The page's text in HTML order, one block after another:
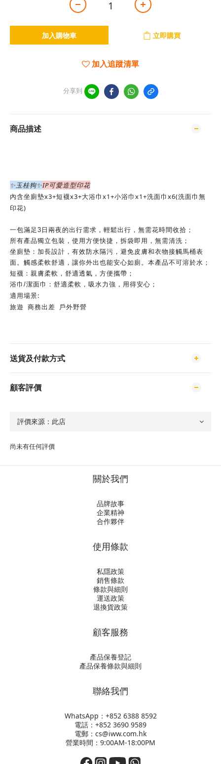
加入購物車 立即購買
加入追蹤清單
分享到
商品描述
✨玉桂狗✨IP可愛造型印花
內含坐廁墊x3+短襪x3+大浴巾x1+小浴巾x1+洗面巾x6(洗面巾無
印花)
一包滿足3日兩夜的出行需求，輕鬆出行，無需花時間收拾；
所有產品獨立包裝，使用方便快捷，拆袋即用，無需清洗；
坐廁墊：加長設計，有效防水隔污，避免皮膚和衣物接觸馬桶表
面。觸感柔軟舒適，讓你外出也能安心如廁。本產品不可溶於水；
短襪：親膚柔軟，舒適透氣，方便攜帶；
浴巾/潔面巾：舒適柔軟，吸水力強，用得安心；
適用場景:
旅遊  商務出差  戶外野營
送貨及付款方式
顧客評價
尚未有任何評價
關於我們
品牌故事
企業精神
合作夥伴
使用條款
私隱政策
銷售條款
條款與細則
運送政策
退換貨政策
顧客服務
產品保養登記
產品保養條款與細則
聯絡我們
WhatsApp：+852 6388 8592
電話：+852 3690 9589
電郵：cs@iww.com.hk
營業時間：9:00AM-18:00PM